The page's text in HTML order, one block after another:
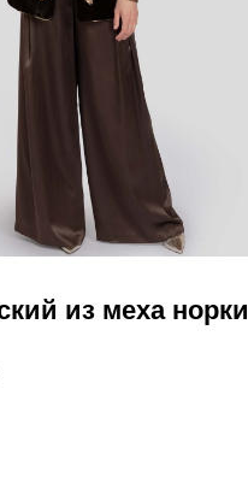
из меха норки